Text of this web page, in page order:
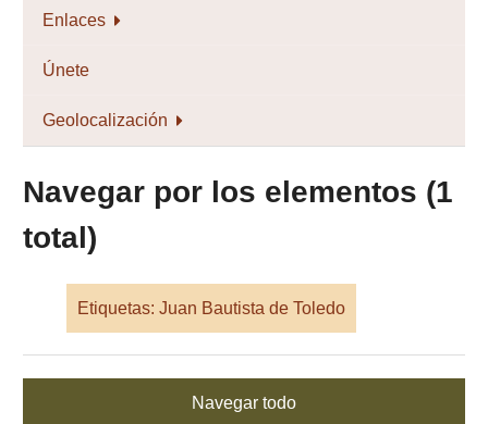
Enlaces
Únete
Geolocalización
Navegar por los elementos (1
total)
Etiquetas: Juan Bautista de Toledo
Navegar todo